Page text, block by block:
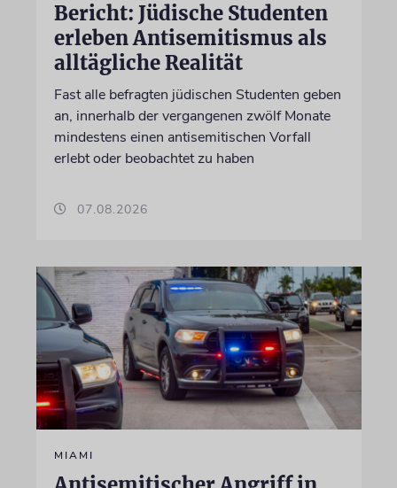
Bericht: Jüdische Studenten
erleben Antisemitismus als
alltägliche Realität
Fast alle befragten jüdischen Studenten geben
an, innerhalb der vergangenen zwölf Monate
mindestens einen antisemitischen Vorfall
erlebt oder beobachtet zu haben
07.08.2026
MIAMI